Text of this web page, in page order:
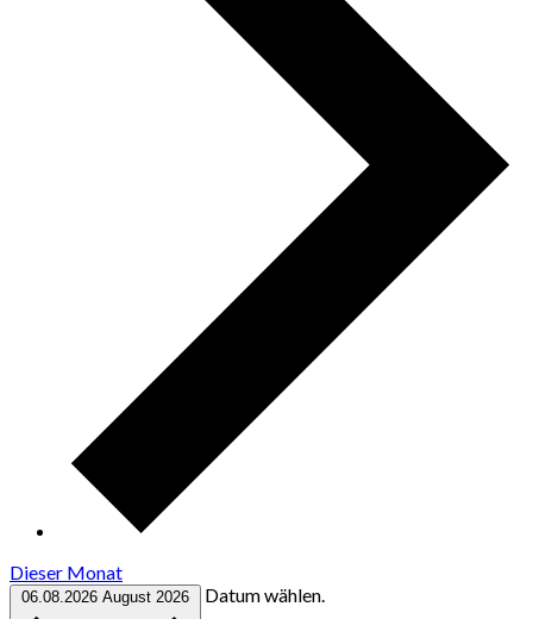
Dieser Monat
06.08.2026 August 2026 Datum wählen.